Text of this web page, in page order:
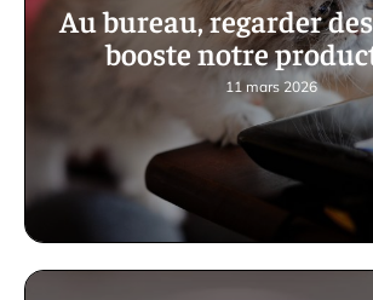
Au bureau, regarder
booste notre
11 mars 2026